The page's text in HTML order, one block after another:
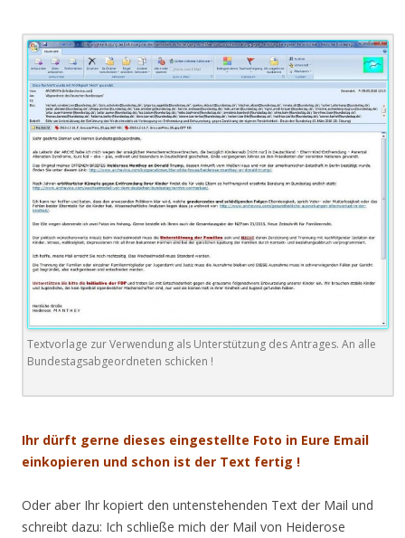
Textvorlage zur Verwendung als Unterstützung des Antrages. An alle
Bundestagsabgeordneten schicken !
Ihr dürft gerne dieses eingestellte Foto in Eure Email
einkopieren und schon ist der Text fertig !
Oder aber Ihr kopiert den untenstehenden Text der Mail und
schreibt dazu: Ich schließe mich der Mail von Heiderose